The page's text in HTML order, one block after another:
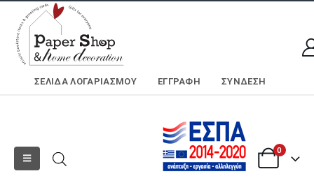
ΣΕΛΊΔΑ ΛΟΓΑΡΙΑΣΜΟΎ ΕΓΓΡΑΦΗ ΣΎΝΔΕΣΗ
0